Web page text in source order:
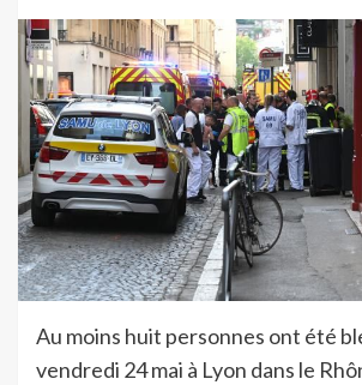
Au moins huit personnes ont été
vendredi 24 mai à Lyon dans le